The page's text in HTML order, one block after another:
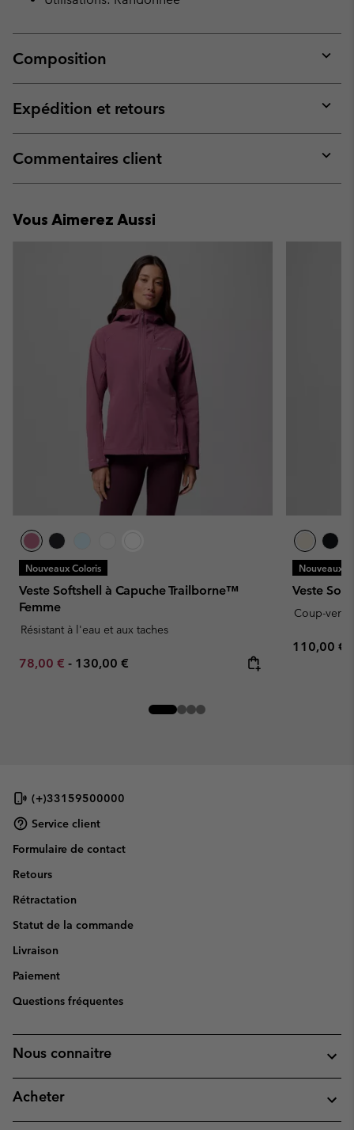
Composition
or
Expédition et retours
or
Commentaires client
or
Vous Aimerez Aussi
Nouveaux Coloris
Veste Softshell à Capuche Trailborne™
Femme
Résistant à l'eau et aux taches
Minimum sale price:
78,00 € - Maximum price:
130,00 €
Nouveaux
Veste
Coup-vent
Regular
110,00 €
(+)33159500000
Service client
Formulaire de contact
Retours
Rétractation
Statut de la commande
Livraison
Paiement
Questions fréquentes
Nous connaitre
Acheter